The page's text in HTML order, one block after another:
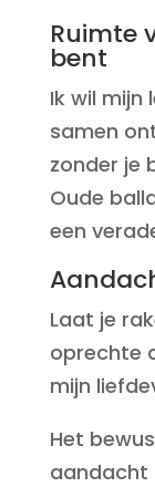
Ruimte
bent
Ik wil mijn
samen
zonder je
Oude
een
Laat je
oprechte
mijn
Het
aandacht